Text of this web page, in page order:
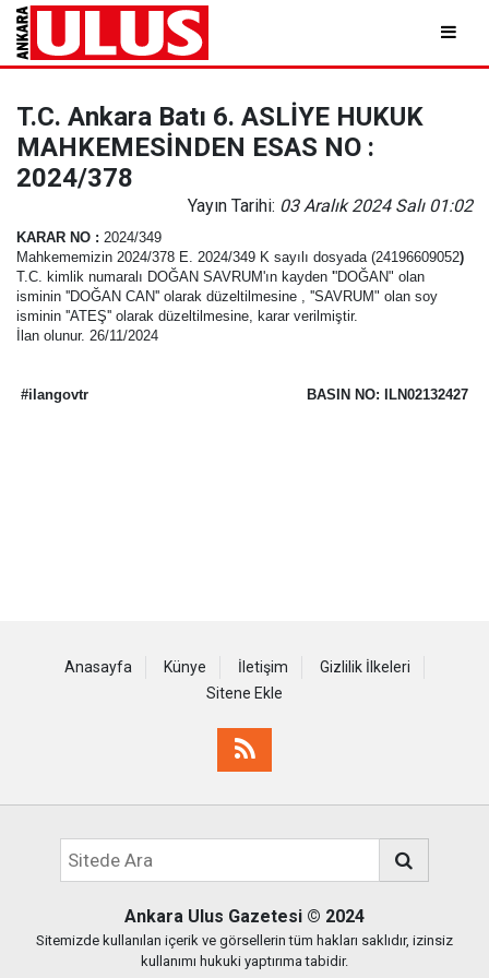
T.C. Ankara Batı 6. ASLİYE HUKUK
MAHKEMESİNDEN ESAS NO :
2024/378
Yayın Tarihi: 03 Aralık 2024 Salı 01:02
KARAR NO : 2024/349
Mahkememizin 2024/378 E. 2024/349 K sayılı dosyada (24196609052)
T.C. kimlik numaralı DOĞAN SAVRUM'ın kayden ''DOĞAN" olan
isminin ''DOĞAN CAN'' olarak düzeltilmesine , ''SAVRUM" olan soy
isminin ''ATEŞ'' olarak düzeltilmesine, karar verilmiştir.
İlan olunur. 26/11/2024
#ilangovtr BASIN NO: ILN02132427
Anasayfa Künye İletişim
Gizlilik İlkeleri
Sitene Ekle
Ankara Ulus Gazetesi © 2024
Sitemizde kullanılan içerik ve görsellerin tüm hakları saklıdır, izinsiz
kullanımı hukuki yaptırıma tabidir.